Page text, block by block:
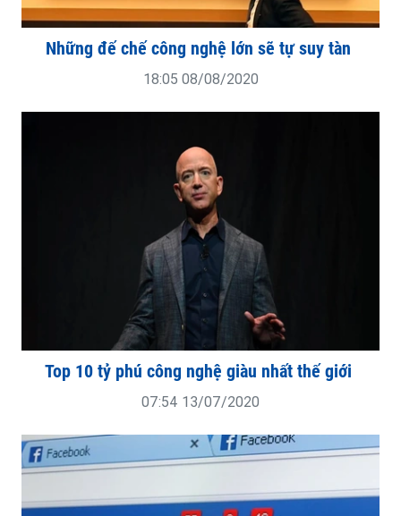
Những đế chế công nghệ lớn sẽ tự suy tàn
18:05 08/08/2020
Top 10 tỷ phú công nghệ giàu nhất thế giới
07:54 13/07/2020